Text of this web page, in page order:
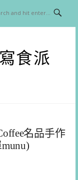
食派
名品手作